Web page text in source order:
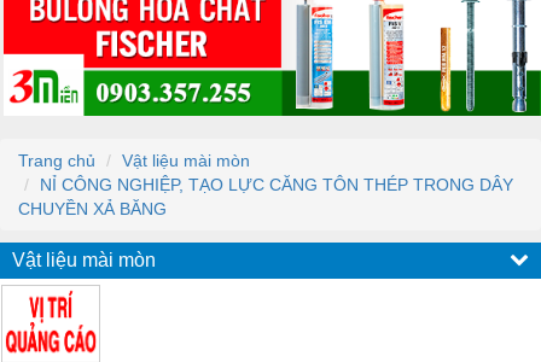
Trang chủ
Vật liệu mài mòn
NỈ CÔNG NGHIỆP, TẠO LỰC CĂNG TÔN THÉP TRONG DÂY
CHUYỀN XẢ BĂNG
Vật liệu mài mòn